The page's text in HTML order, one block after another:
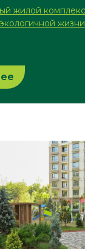
жилой
жизни